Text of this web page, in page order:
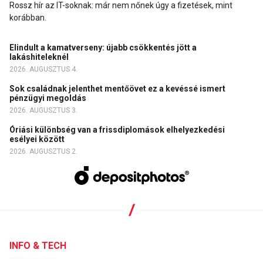
Rossz hír az IT-soknak: már nem nőnek úgy a fizetések, mint
korábban.
Elindult a kamatverseny: újabb csökkentés jött a
lakáshiteleknél
2026. AUGUSZTUS 4.
Sok családnak jelenthet mentőövet ez a kevéssé ismert
pénzügyi megoldás
2026. AUGUSZTUS 3.
Óriási különbség van a frissdiplomások elhelyezkedési
esélyei között
2026. AUGUSZTUS 2.
INFO & TECH